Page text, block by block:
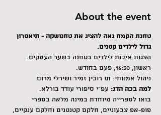
About the event
טחנת הקמח גאה להציג את טחנושקה - תיאטרון
גדול לילדים קטנים.
הצגות איכות לילדים בטחנה בשער העמקים.
ראשון, 16:30, פעם בחודש.
ניהול אמנותי: תו רובין זמיר ושירלי מרום
למה בכה הדג: עפ"י סיפורי עודד בורלא.
בואו לספרייה מיוחדת במינה מלאה בספרי
פופ-אפ צבעוניים, חלקם קטנטנים וחלקם ענקיים,